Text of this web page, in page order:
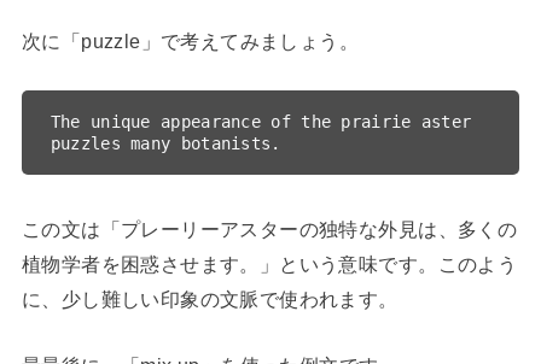
次に「puzzle」で考えてみましょう。
The unique appearance of the prairie aster
この文は「プレーリーアスターの独特な外見は、多くの
植物学者を困惑させます。」という意味です。このよう
に、少し難しい印象の文脈で使われます。